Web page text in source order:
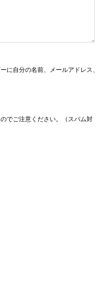
に自分の名前、メールアドレス、
でご注意ください。（スパム対